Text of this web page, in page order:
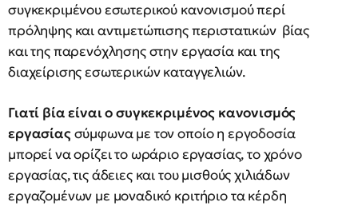
συγκεκριμένου εσωτερικού κανονισμού περί
πρόληψης και αντιμετώπισης περιστατικών βίας
και της παρενόχλησης στην εργασία και της
διαχείρισης εσωτερικών καταγγελιών.
Γιατί βία είναι ο συγκεκριμένος κανονισμός
εργασίαςσύμφωνα με τον οποίο η εργοδοσία
μπορεί να ορίζει το ωράριο εργασίας, το χρόνο
εργασίας, τις άδειες και του μισθούς χιλιάδων
εργαζομένων με μοναδικό κριτήριο τα κέρδη